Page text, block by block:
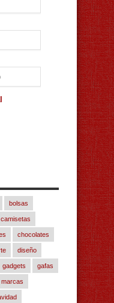
bolsas
camisetas
chocolates
diseño
gadgets gafas
marcas